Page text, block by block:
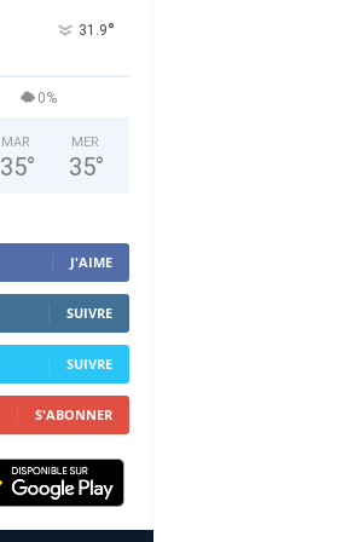
31.9°
0%
MAR
35°
MER
35°
J'AIME
SUIVRE
SUIVRE
S'ABONNER